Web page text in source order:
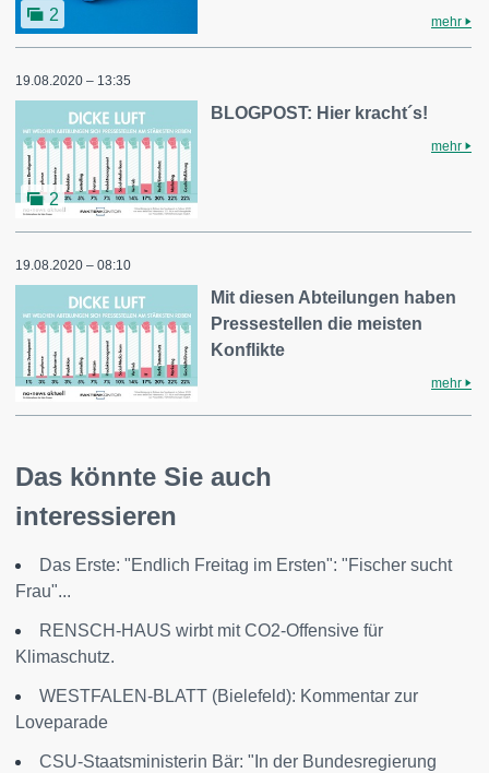
2 mehr
19.08.2020 – 13:35
2
BLOGPOST: Hier kracht´s!
mehr
19.08.2020 – 08:10
Mit diesen Abteilungen haben
Pressestellen die meisten
Konflikte
mehr
Das könnte Sie auch
interessieren
Das Erste: "Endlich Freitag im Ersten": "Fischer sucht
Frau"...
RENSCH-HAUS wirbt mit CO2-Offensive für
Klimaschutz.
WESTFALEN-BLATT (Bielefeld): Kommentar zur
Loveparade
CSU-Staatsministerin Bär: "In der Bundesregierung